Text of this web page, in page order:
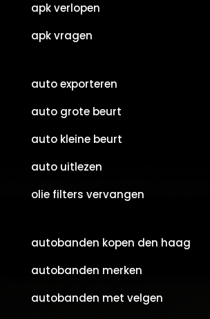
apk verlopen
apk vragen
auto exporteren
auto grote beurt
auto kleine beurt
auto uitlezen
olie filters vervangen
autobanden kopen den haag
autobanden merken
autobanden met velgen